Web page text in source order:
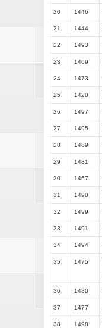
20 1446
21 1444
22 1493
23 1469
24 1473
25 1420
26 1497
27 1495
28 1489
29 1481
30 1467
31 1490
32 1499
33 1491
34 1494
35 1475
36 1480
37 1477
38 1498